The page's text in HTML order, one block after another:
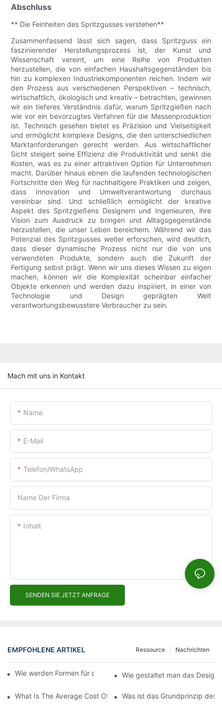
Abschluss
** Die Feinheiten des Spritzgusses verstehen**
Zusammenfassend lässt sich sagen, dass Spritzguss ein
faszinierender Herstellungsprozess ist, der Kunst und
Wissenschaft vereint, um eine Reihe von Produkten
herzustellen, die von einfachen Haushaltsgegenständen bis
hin zu komplexen Industriekomponenten reichen. Indem wir
den Prozess aus verschiedenen Perspektiven – technisch,
wirtschaftlich, ökologisch und kreativ – betrachten, gewinnen
wir ein tieferes Verständnis dafür, warum Spritzgießen nach
wie vor ein bevorzugtes Verfahren für die Massenproduktion
ist. Technisch gesehen bietet es Präzision und Vielseitigkeit
und ermöglicht komplexe Designs, die den unterschiedlichen
Marktanforderungen gerecht werden. Aus wirtschaftlicher
Sicht steigert seine Effizienz die Produktivität und senkt die
Kosten, was es zu einer attraktiven Option für Unternehmen
macht. Darüber hinaus ebnen die laufenden technologischen
Fortschritte den Weg für nachhaltigere Praktiken und zeigen,
dass Innovation und Umweltverantwortung durchaus
vereinbar sind. Und schließlich ermöglicht der kreative
Aspekt des Spritzgießens Designern und Ingenieuren, ihre
Vision zum Ausdruck zu bringen und Alltagsgegenstände
herzustellen, die unser Leben bereichern. Während wir das
Potenzial des Spritzgusses weiter erforschen, wird deutlich,
dass dieser dynamische Prozess nicht nur die von uns
verwendeten Produkte, sondern auch die Zukunft der
Fertigung selbst prägt. Wenn wir uns dieses Wissen zu eigen
machen, können wir die Komplexität scheinbar einfacher
Objekte erkennen und werden dazu inspiriert, in einer von
Technologie und Design geprägten Welt
verantwortungsbewusstere Verbraucher zu sein.
Mach mit uns in Kontakt
Name
E-Mail
Telefon/WhatsApp
Name Der Firma
Inhalt
SENDEN SIE JETZT ANFRAGE
EMPFOHLENE ARTIKEL Nachrichten
Ressource
Wie werden Formen für den Spritzguss hergestellt?
Wie gestaltet man das
What Is The Average Cost Of An Injection Mold?Was ist das Grundprinzip des